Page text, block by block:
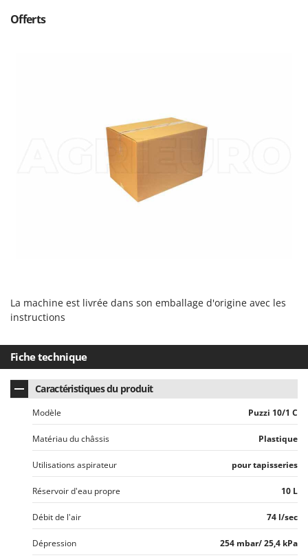
Novatec
P
Palazzetti
Palumbo Pavi
Partisani
Paterlini
Philips
Pramac
Prismafood
R.G.V.
Rato
Reber
Redback
Offerts
La machine est livrée dans son emballage d'origine avec les
instructions
Fiche technique
Caractéristiques du produit
Modèle Puzzi 10/1 C
Matériau du châssis Plastique
Utilisations aspirateur pour tapisseries
Réservoir d'eau propre 10 L
Débit de l'air 74 l/sec
Dépression 254 mbar/ 25,4 kPa